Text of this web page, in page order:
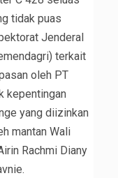
tidak puas
Jenderal
terkait
oleh PT
kepentingan
yang diizinkan
mantan Wali
Rachmi Diany